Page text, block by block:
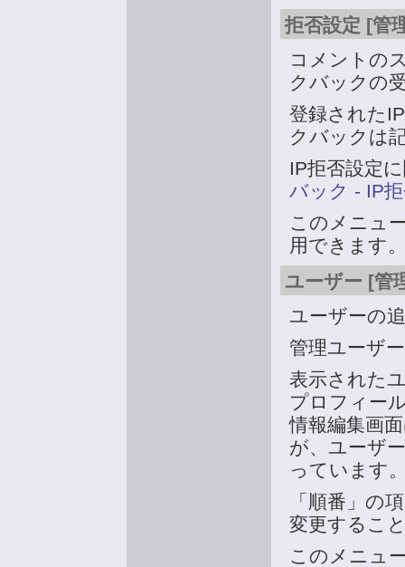
拒否設定 [管
コメントの
クバックの
登録された
クバックは
IP拒否設定
バック - IP
このメニュ
用できます
ユーザー [管
ユーザーの
管理ユーザ
表示された
プロフィー
情報編集画
が、ユーザ
っています
「順番」の
変更するこ
このメニュ